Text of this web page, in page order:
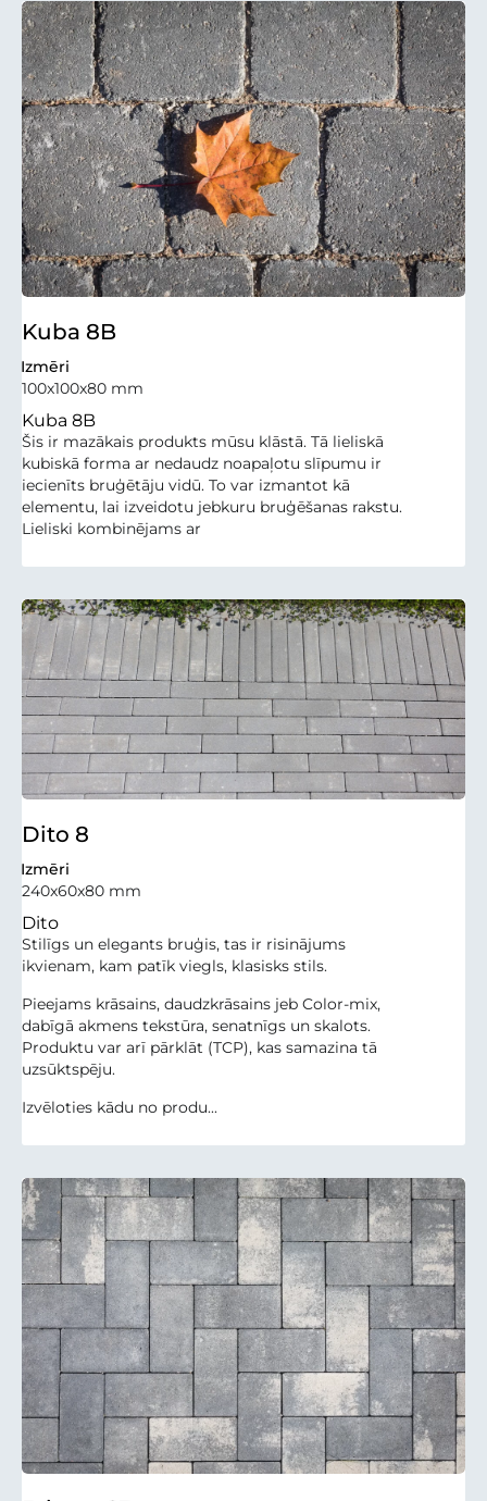
Kuba 8B
Izmēri
100x100x80 mm
Kuba 8B
Šis ir mazākais produkts mūsu klāstā. Tā lieliskā
kubiskā forma ar nedaudz noapaļotu slīpumu ir
iecienīts bruģētāju vidū. To var izmantot kā
elementu, lai izveidotu jebkuru bruģēšanas rakstu.
Lieliski kombinējams ar
Dito 8
Izmēri
240x60x80 mm
Dito
Stilīgs un elegants bruģis, tas ir risinājums
ikvienam, kam patīk viegls, klasisks stils.
Pieejams krāsains, daudzkrāsains jeb Color-mix,
dabīgā akmens tekstūra, senatnīgs un skalots.
Produktu var arī pārklāt (TCP), kas samazina tā
uzsūktspēju.
Izvēloties kādu no produ...